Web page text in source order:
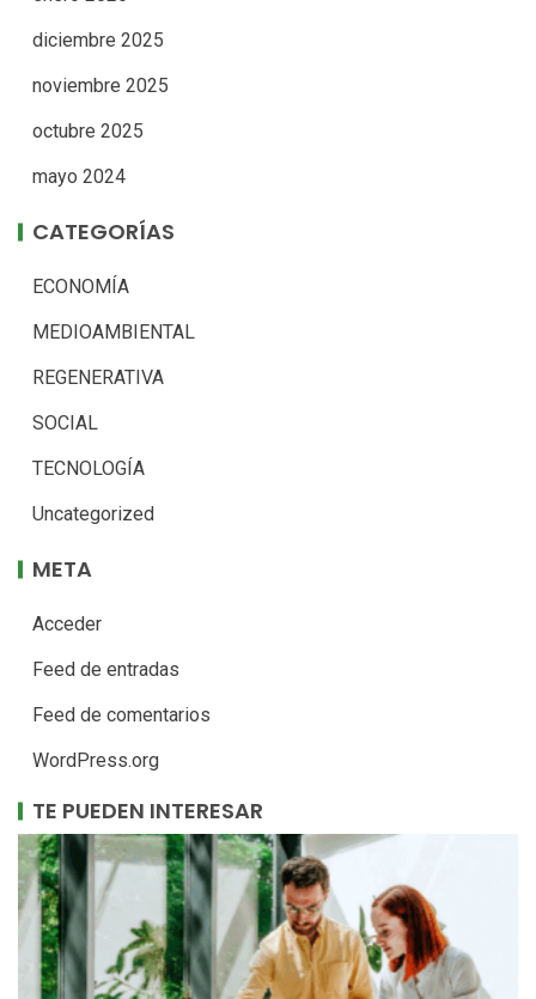
diciembre 2025
noviembre 2025
octubre 2025
mayo 2024
CATEGORÍAS
ECONOMÍA
MEDIOAMBIENTAL
REGENERATIVA
SOCIAL
TECNOLOGÍA
Uncategorized
META
Acceder
Feed de entradas
Feed de comentarios
WordPress.org
TE PUEDEN INTERESAR